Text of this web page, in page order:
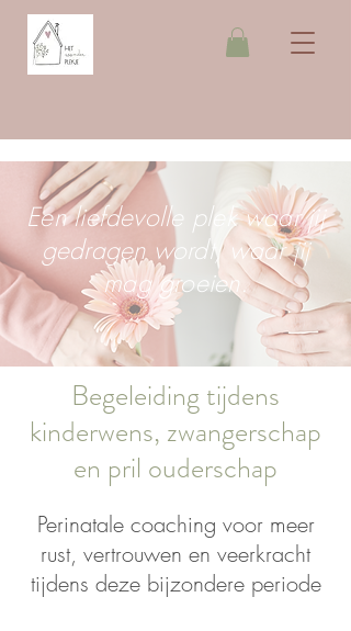
Een liefdevolle plek waar jij
gedragen wordt, waar jij
mag groeien.
Begeleiding tijdens
kinderwens, zwangerschap
en pril ouderschap
Perinatale coaching voor meer
rust, vertrouwen en veerkracht
tijdens deze bijzondere periode